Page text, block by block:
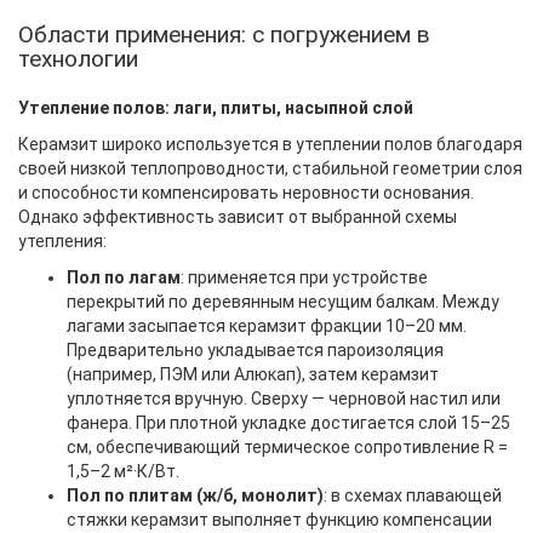
Области применения: с погружением в
технологии
Утепление полов: лаги, плиты, насыпной слой
Керамзит широко используется в утеплении полов благодаря
своей низкой теплопроводности, стабильной геометрии слоя
и способности компенсировать неровности основания.
Однако эффективность зависит от выбранной схемы
утепления:
Пол по лагам: применяется при устройстве
перекрытий по деревянным несущим балкам. Между
лагами засыпается керамзит фракции 10–20 мм.
Предварительно укладывается пароизоляция
(например, ПЭМ или Алюкап), затем керамзит
уплотняется вручную. Сверху — черновой настил или
фанера. При плотной укладке достигается слой 15–25
см, обеспечивающий термическое сопротивление R =
1,5–2 м²·К/Вт.
Пол по плитам (ж/б, монолит): в схемах плавающей
стяжки керамзит выполняет функцию компенсации